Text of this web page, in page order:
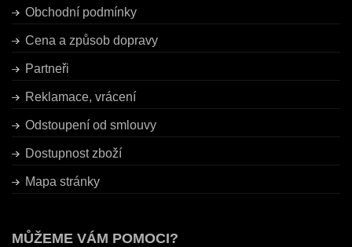
Obchodní podmínky
Cena a způsob dopravy
Partneři
Reklamace, vrácení
Odstoupení od smlouvy
Dostupnost zboží
Mapa stránky
MŮŽEME VÁM POMOCI?